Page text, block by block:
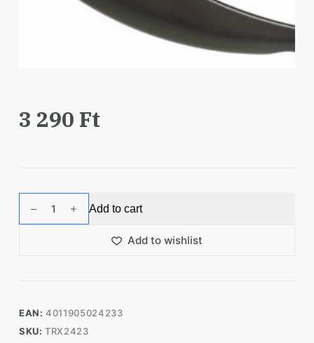
3 290 Ft
cm
quantity
Add to cart
Add to wishlist
EAN:4011905024233
SKU:TRX2423